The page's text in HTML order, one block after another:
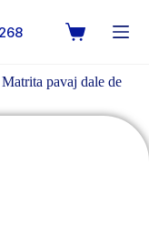
pavaj dale de